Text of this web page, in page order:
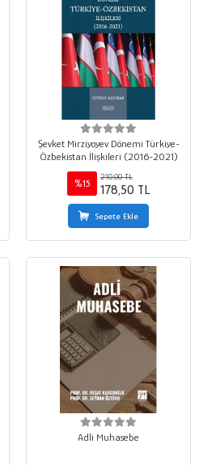
Şevket Mirziyoyev Dönemi Türkiye-
Özbekistan İlişkileri (2016-2021)
%15
210,00 TL
178,50 TL
Sepete Ekle
Adli Muhasebe